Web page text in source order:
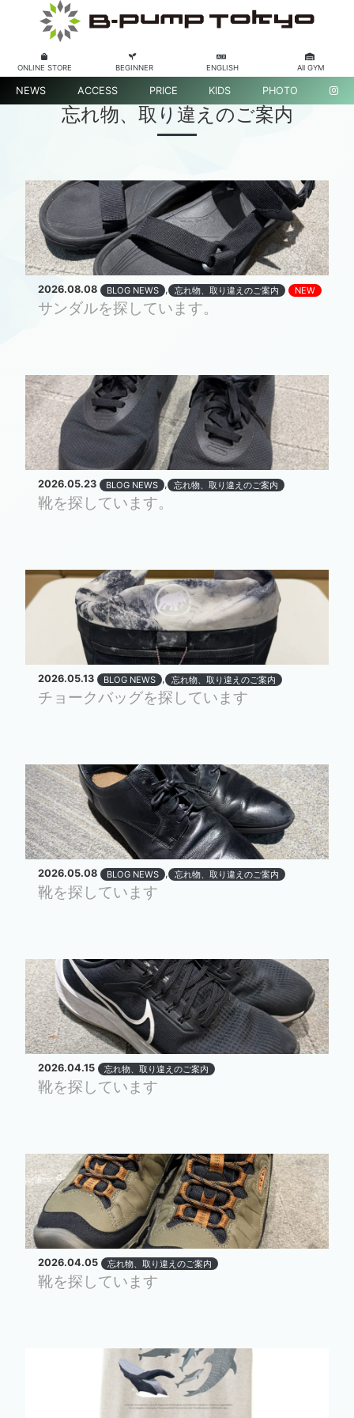
ONLINE STORE BEGINNER ENGLISH All GYM
NEWS ACCESS PRICE KIDS PHOTO
忘れ物、取り違えのご案内
2026.08.08 BLOG NEWS , 忘れ物、取り違えのご案内 NEW
サンダルを探しています。
2026.05.23 BLOG NEWS , 忘れ物、取り違えのご案内
靴を探しています。
2026.05.13 BLOG NEWS , 忘れ物、取り違えのご案内
チョークバッグを探しています
2026.05.08 BLOG NEWS , 忘れ物、取り違えのご案内
靴を探しています
2026.04.15 忘れ物、取り違えのご案内
靴を探しています
2026.04.05 忘れ物、取り違えのご案内
靴を探しています